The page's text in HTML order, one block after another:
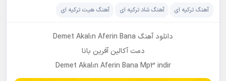
آهنگ ترکیه ای آهنگ شاد ترکیه ای آهنگ هیت ترکیه ای
دانلود آهنگ Demet Akalın Aferin Bana
دمت آکالین آفرین بانا
Demet Akalın Aferin Bana Mp3 indir